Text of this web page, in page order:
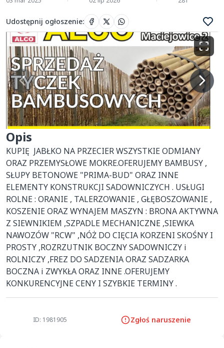
Udostępnij ogłoszenie:
Opis
KUPIĘ  JABŁKO NA PRZECIER WSZYSTKIE ODMIANY
ORAZ PRZEMYSŁOWE MOKRE.OFERUJEMY BAMBUSY ,
SŁUPY BETONOWE "PRIMA-BUD" ORAZ INNE
ELEMENTY KONSTRUKCJI SADOWNICZYCH . USŁUGI
ROLNE : ORANIE , TALERZOWANIE , GŁĘBOSZOWANIE ,
KOSZENIE ORAZ WYNAJEM MASZYN : BRONA AKTYWNA
Z SIEWNIKIEM ,SZPADLE MECHANICZNE ,SIEWKA
NAWOZÓW "RCW" ,NÓŻ DO CIĘCIA KORZENI SKOŚNY I
PROSTY ,ROZRZUTNIK BOCZNY SADOWNICZY i
ROLNICZY ,FREZ DO SADZENIA ORAZ SADZARKA
BOCZNA i ZWYKŁA ORAZ INNE .OFERUJEMY
KONKURENCYJNE CENY I SZYBKIE TERMINY .
ID: 1981905 Zgłoś naruszenie